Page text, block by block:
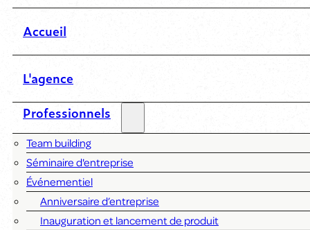
Accueil
L'agence
Professionnels
Team building
Séminaire d'entreprise
Événementiel
Anniversaire d’entreprise
Inauguration et lancement de produit